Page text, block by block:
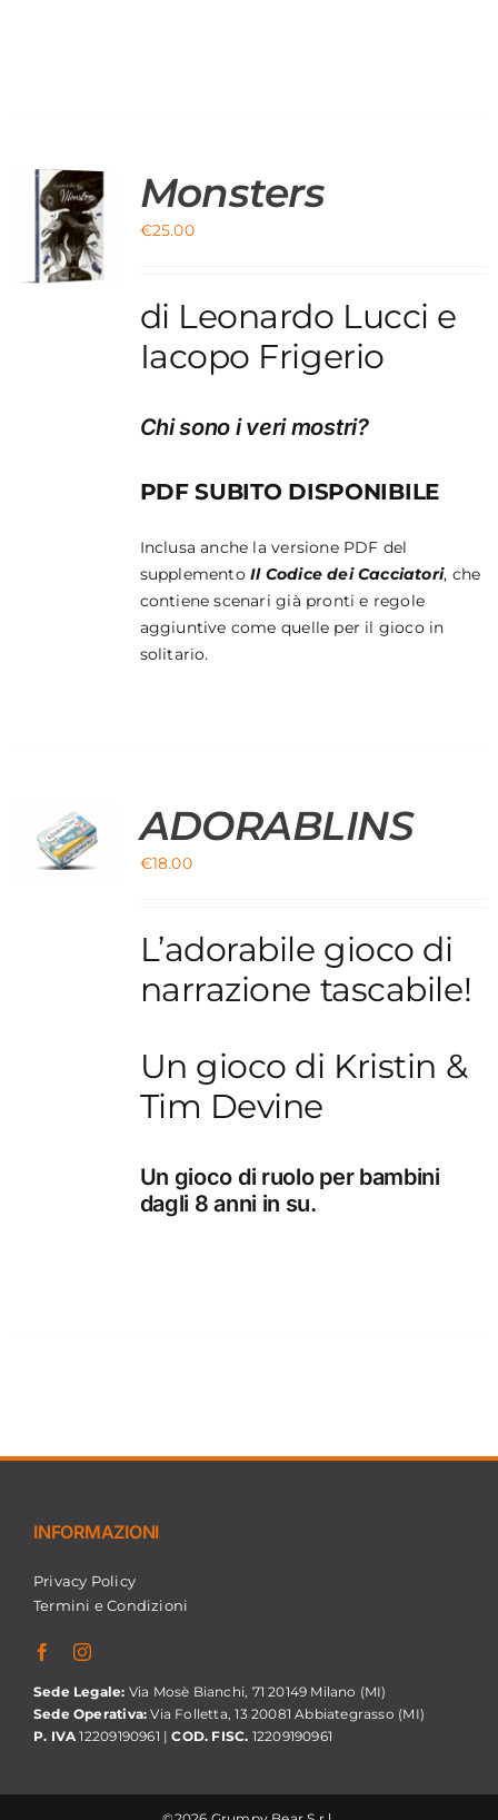
Monsters
€25.00
di Leonardo Lucci e
Iacopo Frigerio
Chi sono i veri mostri?
PDF SUBITO DISPONIBILE
Inclusa anche la versione PDF del
supplementoIl Codice dei Cacciatori, che
contiene scenari già pronti e regole
aggiuntive come quelle per il gioco in
solitario.
ADORABLINS
€18.00
L’adorabile gioco di
narrazione tascabile!
Un gioco di Kristin &
Tim Devine
Un gioco di ruolo per bambini
dagli 8 anni in su.
INFORMAZIONI
Privacy Policy
Termini e Condizioni
Sede Legale: Via Mosè Bianchi, 71 20149 Milano (MI)
Sede Operativa: Via Folletta, 13 20081 Abbiategrasso (MI)
P. IVA 12209190961 |COD. FISC. 12209190961